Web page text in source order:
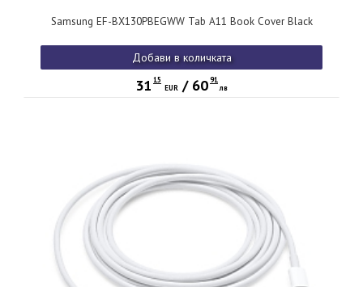
Samsung EF-BX130PBEGWW Tab A11 Book Cover Black
Добави в количката
31 15
EUR / 6091
лв